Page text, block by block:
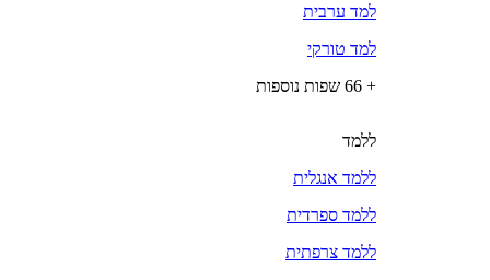
למד ערבית
למד טורקי
+ 66 שפות נוספות
ללמד
ללמד אנגלית
ללמד ספרדית
ללמד צרפתית